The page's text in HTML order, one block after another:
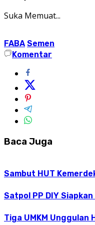
Suka Memuat...
FABA Semen
Komentar
Baca Juga
Sambut HUT
Satpol PP DIY
Tiga UMKM Unggulan